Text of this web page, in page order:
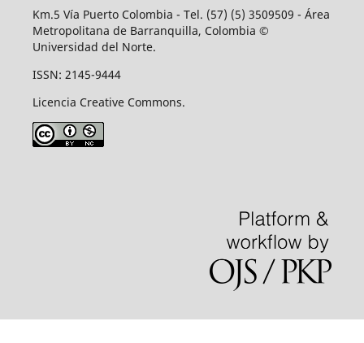
Km.5 Vía Puerto Colombia - Tel. (57) (5) 3509509 - Área
Metropolitana de Barranquilla, Colombia ©
Universidad del Norte.
ISSN: 2145-9444
Licencia Creative Commons.